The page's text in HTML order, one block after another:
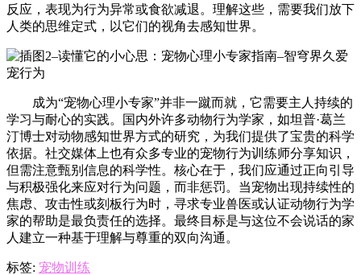
反应，表现为行为异常或食欲减退。理解这些，需要我们放下
人类的思维定式，以它们的视角去感知世界。
成为“宠物心理小专家”并非一蹴而就，它需要主人持续的
学习与耐心的实践。国内外许多动物行为学家，如坦普·葛兰
汀博士对动物感知世界方式的研究，为我们提供了宝贵的科学
依据。社交媒体上也有众多专业的宠物行为训练师分享知识，
但需注意甄别信息的科学性。核心在于，我们应通过正向引导
与积极强化来应对行为问题，而非惩罚。当宠物出现持续性的
焦虑、攻击性或刻板行为时，寻求专业兽医或认证动物行为学
家的帮助是最负责任的选择。最终目标是与这位不会说话的家
人建立一种基于理解与尊重的双向沟通。
标签: 宠物训练